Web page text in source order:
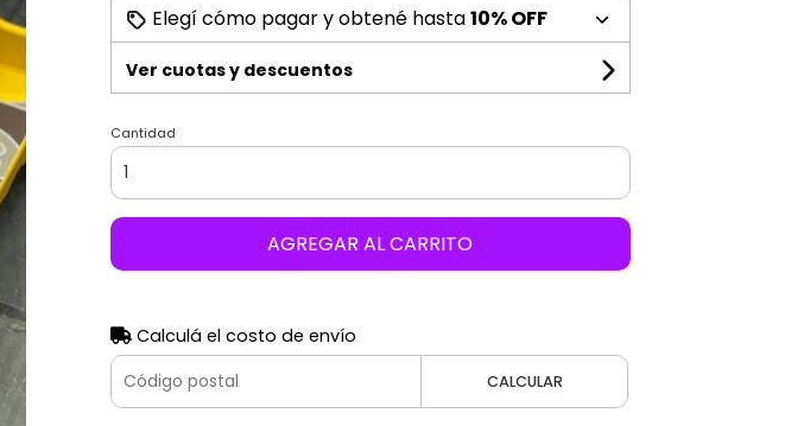
Elegí cómo pagar y obtené hasta10% OFF
Ver cuotas y descuentos
Cantidad
AGREGAR AL CARRITO
Calculá el costo de envío
CALCULAR